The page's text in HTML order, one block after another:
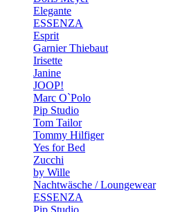
Elegante
ESSENZA
Esprit
Garnier Thiebaut
Irisette
Janine
JOOP!
Marc O`Polo
Pip Studio
Tom Tailor
Tommy Hilfiger
Yes for Bed
Zucchi
by Wille
Nachtwäsche / Loungewear
ESSENZA
Pip Studio